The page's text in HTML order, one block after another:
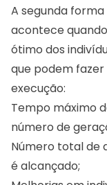
A segunda
acontece
ótimo dos
que podem
execução:
Tempo máximo
número de
Número total de
é alcançado;